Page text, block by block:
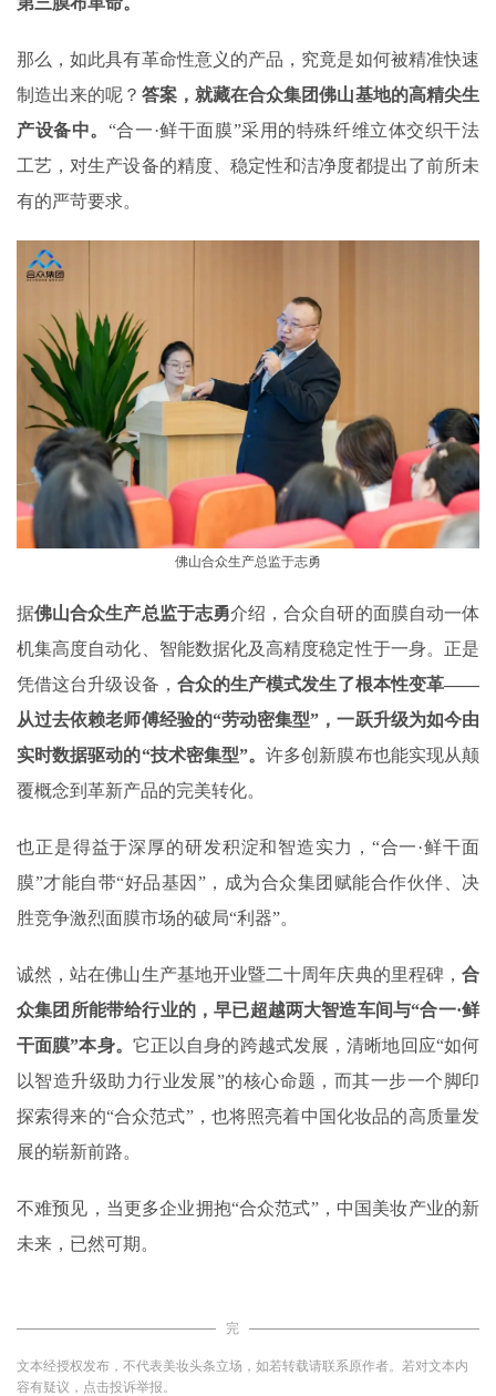
那么，如此具有革命性意义的产品，究竟是如何被精准快速
制造出来的呢？ 答案，就藏在合众集团佛山基地的高精尖生
产设备中。 “合一·鲜干面膜”采用的特殊纤维立体交织干法
工艺，对生产设备的精度、稳定性和洁净度都提出了前所未
有的严苛要求。
佛山合众生产总监于志勇
据佛山合众生产总监于志勇介绍，合众自研的面膜自动一体
机集高度自动化、智能数据化及高精度稳定性于一身。正是
凭借这台升级设备， 合众的生产模式发生了根本性变革——
从过去依赖老师傅经验的“劳动密集型”，一跃升级为如今由
实时数据驱动的“技术密集型”。许多创新膜布也能实现从颠
覆概念到革新产品的完美转化。
也正是得益于深厚的研发积淀和智造实力，“合一·鲜干面
膜”才能自带“好品基因”，成为合众集团赋能合作伙伴、决
胜竞争激烈面膜市场的破局“利器”。
诚然，站在佛山生产基地开业暨二十周年庆典的里程碑， 合
众集团所能带给行业的，早已超越两大智造车间与“合一·鲜
干面膜”本身。 它正以自身的跨越式发展，清晰地回应“如何
以智造升级助力行业发展”的核心命题，而其一步一个脚印
探索得来的“合众范式”，也将照亮着中国化妆品的高质量发
展的崭新前路。
不难预见，当更多企业拥抱“合众范式”，中国美妆产业的新
未来，已然可期。
完
文本经授权发布，不代表美妆头条立场，如若转载请联系原作者。若对文本内
容有疑议，点击投诉举报。